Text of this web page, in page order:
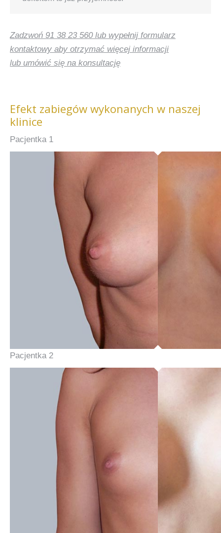
Zadzwoń 91 38 23 560 lub wypełnij formularz
kontaktowy aby otrzymać więcej informacji
lub umówić się na konsultację
Efekt zabiegów wykonanych w naszej
klinice
Pacjentka 1
Pacjentka 2